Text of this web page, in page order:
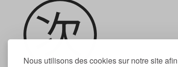
Nous utilisons des cookies sur notre site